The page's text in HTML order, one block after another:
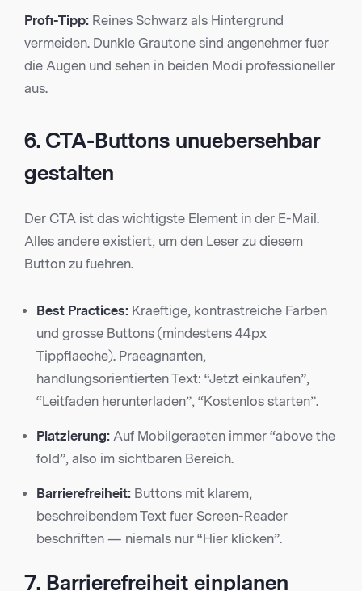
Profi-Tipp: Reines Schwarz als Hintergrund
vermeiden. Dunkle Grautone sind angenehmer fuer
die Augen und sehen in beiden Modi professioneller
aus.
6. CTA-Buttons unuebersehbar
gestalten
Der CTA ist das wichtigste Element in der E-Mail.
Alles andere existiert, um den Leser zu diesem
Button zu fuehren.
Best Practices: Kraeftige, kontrastreiche Farben
und grosse Buttons (mindestens 44px
Tippflaeche). Praeagnanten,
handlungsorientierten Text: “Jetzt einkaufen”,
“Leitfaden herunterladen”, “Kostenlos starten”.
Platzierung: Auf Mobilgeraeten immer “above the
fold”, also im sichtbaren Bereich.
Barrierefreiheit: Buttons mit klarem,
beschreibendem Text fuer Screen-Reader
beschriften — niemals nur “Hier klicken”.
7. Barrierefreiheit einplanen